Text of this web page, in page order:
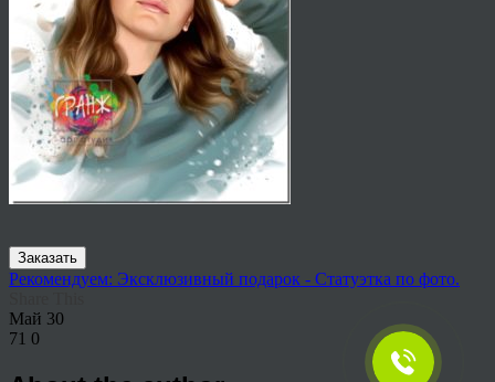
Заказать
Рекомендуем: Эксклюзивный подарок - Статуэтка по фото.
Май 30
71 0